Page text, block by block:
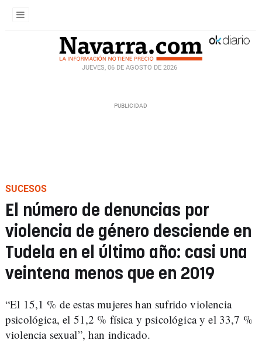
JUEVES, 06 DE AGOSTO DE 2026
SUCESOS
El número de denuncias por
violencia de género desciende en
Tudela en el último año: casi una
veintena menos que en 2019
“El 15,1 % de estas mujeres han sufrido violencia
psicológica, el 51,2 % física y psicológica y el 33,7 %
violencia sexual”, han indicado.